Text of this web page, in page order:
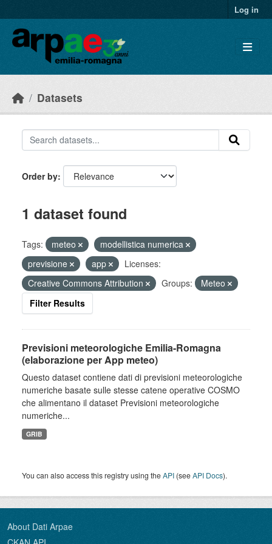
Log in
Datasets
Order by
1 dataset found
Tags: meteo
modellistica numerica
previsione
app
Licenses:
Creative Commons Attribution
Groups:
Meteo
Filter Results
Previsioni meteorologiche Emilia-Romagna
(elaborazione per App meteo)
Questo dataset contiene dati di previsioni meteorologiche
numeriche basate sulle stesse catene operative COSMO
che alimentano il dataset Previsioni meteorologiche
numeriche...
GRIB
You can also access this registry using theAPI (seeAPI Docs).
About Dati Arpae